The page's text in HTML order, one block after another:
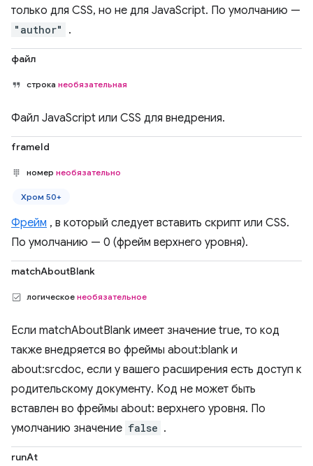
только для CSS, но не для JavaScript. По умолчанию —
"author" .
файл
строка необязательная
Файл JavaScript или CSS для внедрения.
frameId
номер необязательно
Хром 50+
Фрейм , в который следует вставить скрипт или CSS.
По умолчанию — 0 (фрейм верхнего уровня).
matchAboutBlank
логическое необязательное
Если matchAboutBlank имеет значение true, то код
также внедряется во фреймы about:blank и
about:srcdoc, если у вашего расширения есть доступ к
родительскому документу. Код не может быть
вставлен во фреймы about: верхнего уровня. По
умолчанию значение false .
runAt